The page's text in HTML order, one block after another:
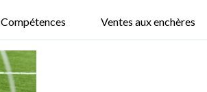
Compétences Ventes aux enchères